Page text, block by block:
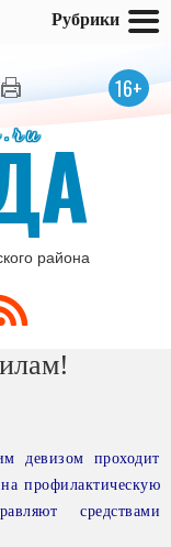
16+
района
девизом проходит
профилактическую
средствами
Рубрики